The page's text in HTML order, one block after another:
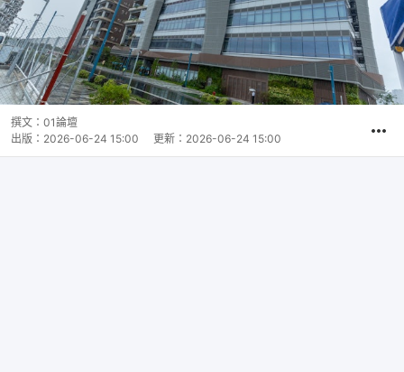
撰文： 01論壇
出版： 2026-06-24 15:00 更新： 2026-06-24 15:00